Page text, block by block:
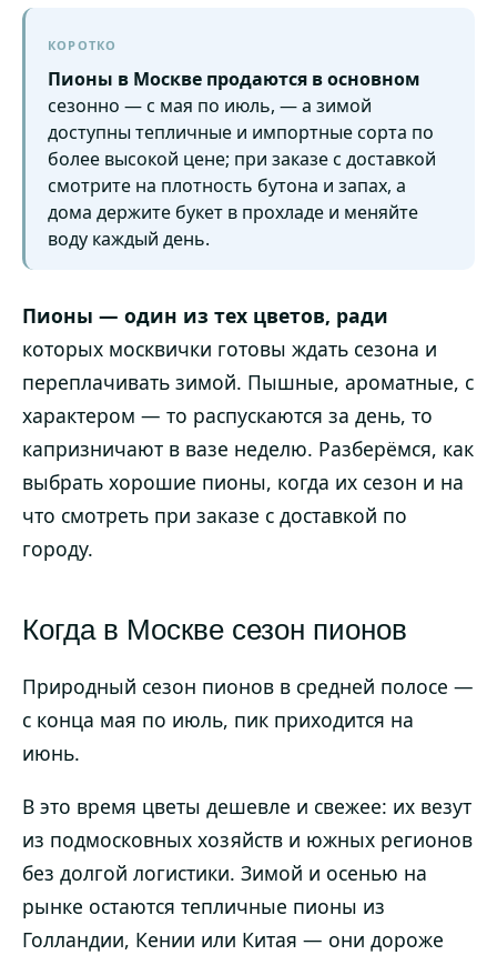
КОРОТКО
Пионы в Москве продаются в основном
сезонно — с мая по июль, — а зимой
доступны тепличные и импортные сорта по
более высокой цене; при заказе с доставкой
смотрите на плотность бутона и запах, а
дома держите букет в прохладе и меняйте
воду каждый день.
Пионы — один из тех цветов, ради
которых москвички готовы ждать сезона и
переплачивать зимой. Пышные, ароматные, с
характером — то распускаются за день, то
капризничают в вазе неделю. Разберёмся, как
выбрать хорошие пионы, когда их сезон и на
что смотреть при заказе с доставкой по
городу.
Когда в Москве сезон пионов
Природный сезон пионов в средней полосе —
с конца мая по июль, пик приходится на
июнь.
В это время цветы дешевле и свежее: их везут
из подмосковных хозяйств и южных регионов
без долгой логистики. Зимой и осенью на
рынке остаются тепличные пионы из
Голландии, Кении или Китая — они дороже